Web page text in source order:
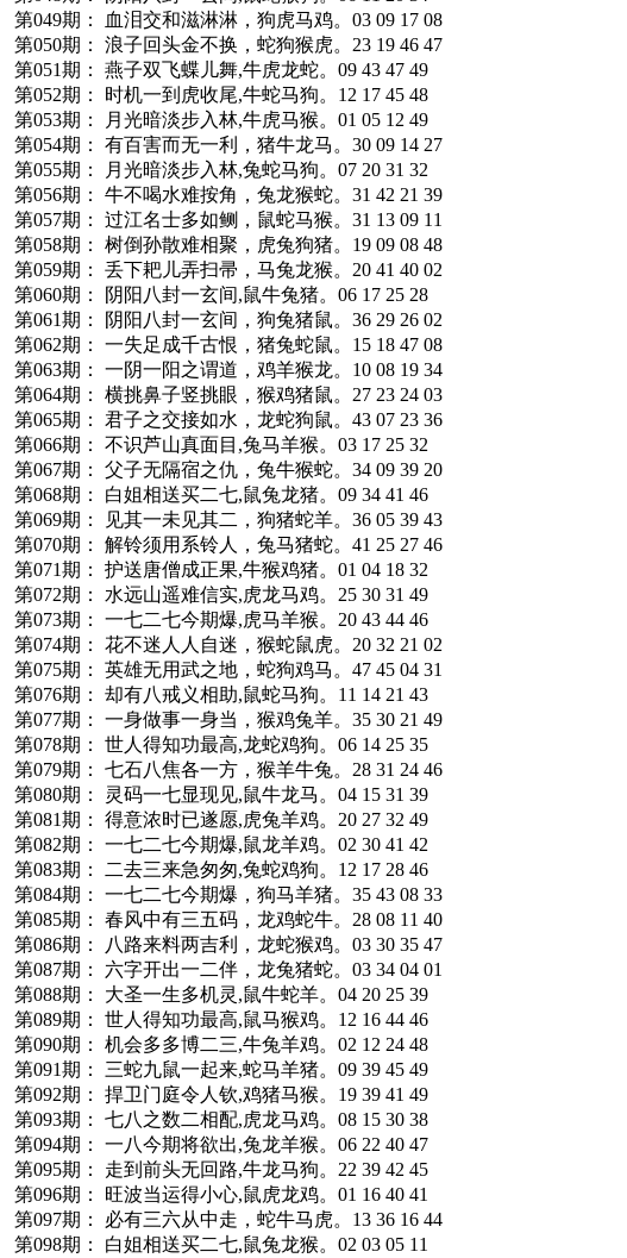
第049期： 血泪交和滋淋淋，狗虎马鸡。03 09 17 08
第050期： 浪子回头金不换，蛇狗猴虎。23 19 46 47
第051期： 燕子双飞蝶儿舞,牛虎龙蛇。09 43 47 49
第052期： 时机一到虎收尾,牛蛇马狗。12 17 45 48
第053期： 月光暗淡步入林,牛虎马猴。01 05 12 49
第054期： 有百害而无一利，猪牛龙马。30 09 14 27
第055期： 月光暗淡步入林,兔蛇马狗。07 20 31 32
第056期： 牛不喝水难按角，兔龙猴蛇。31 42 21 39
第057期： 过江名士多如鲗，鼠蛇马猴。31 13 09 11
第058期： 树倒孙散难相聚，虎兔狗猪。19 09 08 48
第059期： 丢下耙儿弄扫帚，马兔龙猴。20 41 40 02
第060期： 阴阳八封一玄间,鼠牛兔猪。06 17 25 28
第061期： 阴阳八封一玄间，狗兔猪鼠。36 29 26 02
第062期： 一失足成千古恨，猪兔蛇鼠。15 18 47 08
第063期： 一阴一阳之谓道，鸡羊猴龙。10 08 19 34
第064期： 横挑鼻子竖挑眼，猴鸡猪鼠。27 23 24 03
第065期： 君子之交接如水，龙蛇狗鼠。43 07 23 36
第066期： 不识芦山真面目,兔马羊猴。03 17 25 32
第067期： 父子无隔宿之仇，兔牛猴蛇。34 09 39 20
第068期： 白姐相送买二七,鼠兔龙猪。09 34 41 46
第069期： 见其一未见其二，狗猪蛇羊。36 05 39 43
第070期： 解铃须用系铃人，兔马猪蛇。41 25 27 46
第071期： 护送唐僧成正果,牛猴鸡猪。01 04 18 32
第072期： 水远山遥难信实,虎龙马鸡。25 30 31 49
第073期： 一七二七今期爆,虎马羊猴。20 43 44 46
第074期： 花不迷人人自迷，猴蛇鼠虎。20 32 21 02
第075期： 英雄无用武之地，蛇狗鸡马。47 45 04 31
第076期： 却有八戒义相助,鼠蛇马狗。11 14 21 43
第077期： 一身做事一身当，猴鸡兔羊。35 30 21 49
第078期： 世人得知功最高,龙蛇鸡狗。06 14 25 35
第079期： 七石八焦各一方，猴羊牛兔。28 31 24 46
第080期： 灵码一七显现见,鼠牛龙马。04 15 31 39
第081期： 得意浓时已遂愿,虎兔羊鸡。20 27 32 49
第082期： 一七二七今期爆,鼠龙羊鸡。02 30 41 42
第083期： 二去三来急匆匆,兔蛇鸡狗。12 17 28 46
第084期： 一七二七今期爆，狗马羊猪。35 43 08 33
第085期： 春风中有三五码，龙鸡蛇牛。28 08 11 40
第086期： 八路来料两吉利，龙蛇猴鸡。03 30 35 47
第087期： 六字开出一二伴，龙兔猪蛇。03 34 04 01
第088期： 大圣一生多机灵,鼠牛蛇羊。04 20 25 39
第089期： 世人得知功最高,鼠马猴鸡。12 16 44 46
第090期： 机会多多博二三,牛兔羊鸡。02 12 24 48
第091期： 三蛇九鼠一起来,蛇马羊猪。09 39 45 49
第092期： 捍卫门庭令人钦,鸡猪马猴。19 39 41 49
第093期： 七八之数二相配,虎龙马鸡。08 15 30 38
第094期： 一八今期将欲出,兔龙羊猴。06 22 40 47
第095期： 走到前头无回路,牛龙马狗。22 39 42 45
第096期： 旺波当运得小心,鼠虎龙鸡。01 16 40 41
第097期： 必有三六从中走，蛇牛马虎。13 36 16 44
第098期： 白姐相送买二七,鼠兔龙猴。02 03 05 11